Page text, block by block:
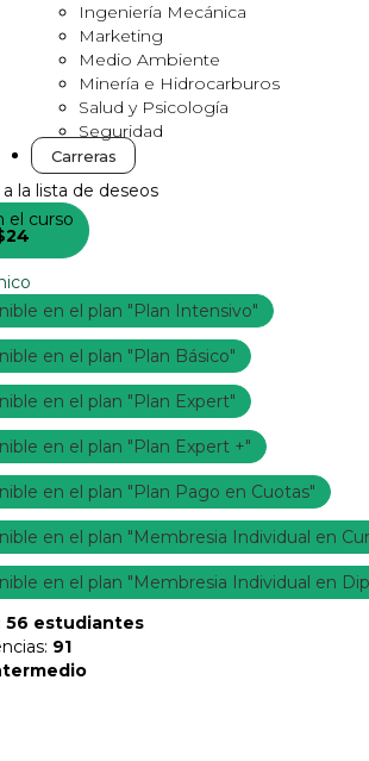
Ingeniería Mecánica
Marketing
Medio Ambiente
Minería e Hidrocarburos
Salud y Psicología
Seguridad
Carreras
la lista de deseos
el curso
en el plan "Plan Intensivo"
en el plan "Plan Básico"
en el plan "Plan Expert"
en el plan "Plan Expert +"
en el plan "Plan Pago en Cuotas"
en el plan "Membresia Individual en
en el plan "Membresia Individual en
56 estudiantes
: 91